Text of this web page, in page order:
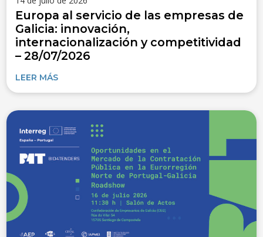
Europa al servicio de las empresas de
Galicia: innovación,
internacionalización y competitividad
– 28/07/2026
LEER MÁS